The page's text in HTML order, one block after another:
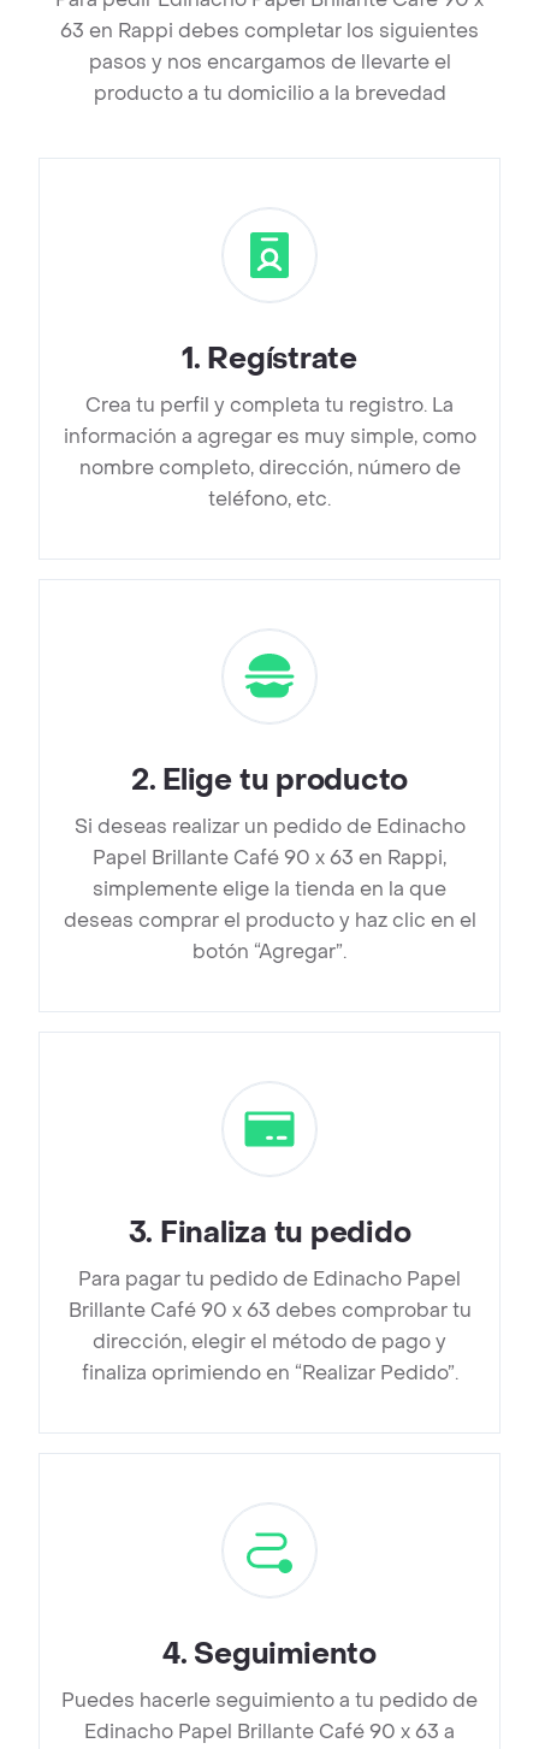
63 en Rappi debes completar los siguientes
pasos y nos encargamos de llevarte el
producto a tu domicilio a la brevedad
1. Regístrate
Crea tu perfil y completa tu registro. La
información a agregar es muy simple, como
nombre completo, dirección, número de
teléfono, etc.
2. Elige tu producto
Si deseas realizar un pedido de Edinacho
Papel Brillante Café 90 x 63 en Rappi,
simplemente elige la tienda en la que
deseas comprar el producto y haz clic en el
botón “Agregar”.
3. Finaliza tu pedido
Para pagar tu pedido de Edinacho Papel
Brillante Café 90 x 63 debes comprobar tu
dirección, elegir el método de pago y
finaliza oprimiendo en “Realizar Pedido”.
4. Seguimiento
Puedes hacerle seguimiento a tu pedido de
Edinacho Papel Brillante Café 90 x 63 a